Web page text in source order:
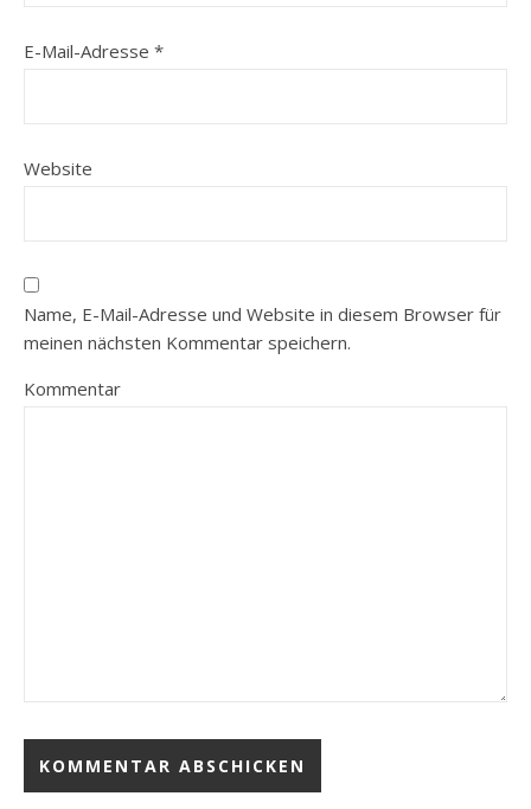
E-Mail-Adresse *
Website
Name, E-Mail-Adresse und Website in diesem Browser für
meinen nächsten Kommentar speichern.
Kommentar